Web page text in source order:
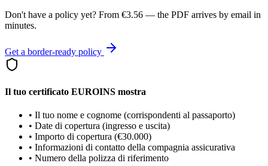
Don't have a policy yet? From €3.56 — the PDF arrives by email in
minutes.
Get a border-ready policy
Il tuo certificato EUROINS mostra
• Il tuo nome e cognome (corrispondenti al passaporto)
• Date di copertura (ingresso e uscita)
• Importo di copertura (€30.000)
• Informazioni di contatto della compagnia assicurativa
• Numero della polizza di riferimento